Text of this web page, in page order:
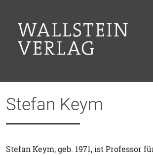
Stefan Keym
Stefan Keym, geb. 1971, ist Professor